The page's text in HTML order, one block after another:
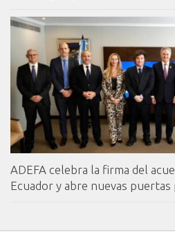
ADEFA celebra la firma del
Ecuador y abre nuevas puertas